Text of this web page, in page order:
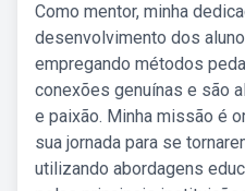
Como mentor, minha
desenvolvimento dos
empregando métodos
conexões genuínas e são
e paixão. Minha missão é
sua jornada para se
utilizando abordagens